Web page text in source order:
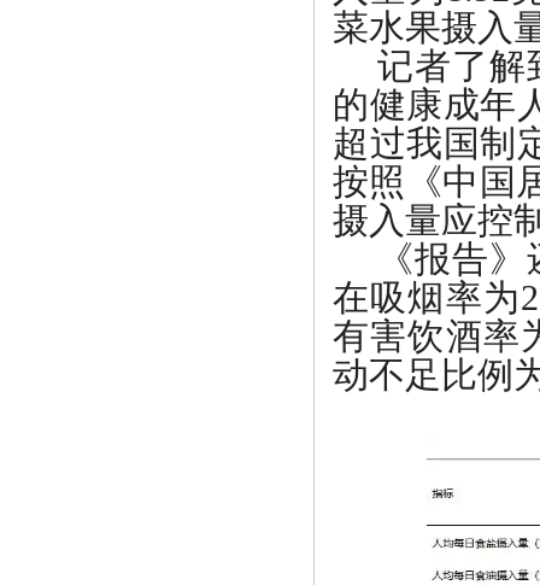
菜水果摄入
记者了解
的健康成年
超过我国制
按照《中国
摄入量应控
《报告
在吸烟率为
有害饮酒率
动不足比例